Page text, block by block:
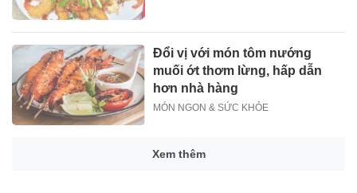
Đổi vị với món tôm nướng
muối ớt thơm lừng, hấp dẫn
hơn nhà hàng
MÓN NGON & SỨC KHỎE
Xem thêm